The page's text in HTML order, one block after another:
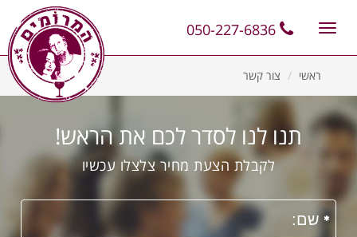
Toggle
ראשי צור קשר
תנו לנו לסדר לכם את הראש!
לקבלת הצעת מחיר צלצלו עכשיו